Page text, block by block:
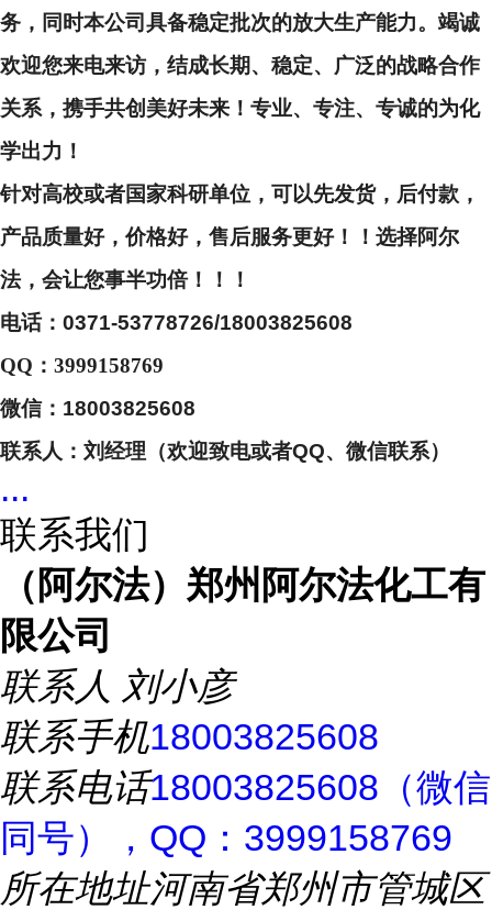
务，同时本公司具备稳定批次的放大生产能力。竭诚
欢迎您来电来访，结成长期、稳定、广泛的战略合作
关系，携手共创美好未来！专业、专注、专诚的为化
学出力！
针对高校或者国家科研单位，可以先发货，后付款，
产品质量好，价格好，售后服务更好！！选择阿尔
法，会让您事半功倍！！！
电话： 0371-53778726/18003825608
QQ：3999158769
微信： 18003825608
联系人：刘经理（欢迎致电或者QQ、微信联系）
...
联系我们
（阿尔法）郑州阿尔法化工有
限公司
联系人 刘小彦
联系手机18003825608
联系电话18003825608（微信
同号），QQ：3999158769
所在地址河南省郑州市管城区